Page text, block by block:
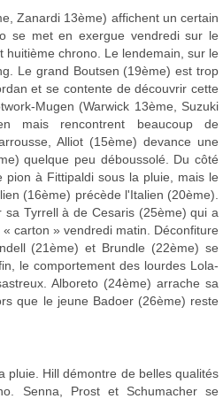
Zanardi 13ème) affichent un certain
se met en exergue vendredi sur le
huitième chrono. Le lendemain, sur le
Le grand Boutsen (19ème) est trop
et se contente de découvrir cette
Mugen (Warwick 13ème, Suzuki
mais rencontrent beaucoup de
Alliot (15ème) devance une
quelque peu déboussolé. Du côté
pion à Fittipaldi sous la pluie, mais le
(16ème) précède l'Italien (20ème).
Tyrrell à de Cesaris (25ème) qui a
carton » vendredi matin. Déconfiture
(21ème) et Brundle (22ème) se
le comportement des lourdes Lola-
Alboreto (24ème) arrache sa
que le jeune Badoer (26ème) reste
pluie. Hill démontre de belles qualités
Senna, Prost et Schumacher se